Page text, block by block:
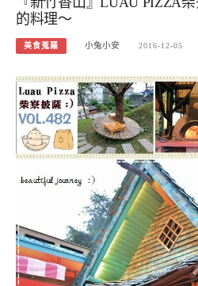
的料理～
美食蒐羅 小兔小安 2016-12-05